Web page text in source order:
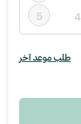
4
5
طلب موعد آخر